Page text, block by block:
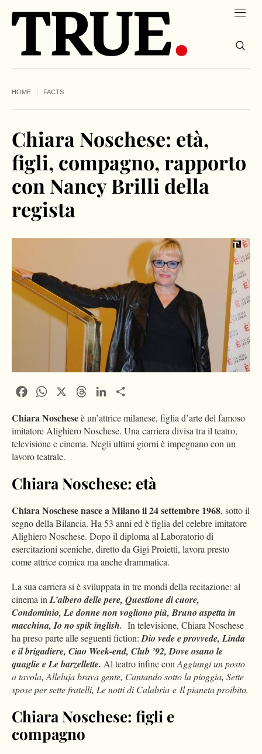
HOME FACTS
Chiara Noschese: età,
figli, compagno, rapporto
con Nancy Brilli della
regista
FacebookWhatsApp ThreadsLinkedIn
Chiara Noscheseè un’attrice milanese, figlia d’arte del famoso
imitatore Alighiero Noschese. Una carriera divisa tra il teatro,
televisione e cinema. Negli ultimi giorni è impegnano con un
lavoro teatrale.
Chiara Noschese: età
Chiara Noschese nasce a Milano il 24 settembre 1968, sotto il
segno della Bilancia. Ha 53 anni ed è figlia del celebre imitatore
Alighiero Noschese. Dopo il diploma al Laboratorio di
esercitazioni sceniche, diretto da Gigi Proietti, lavora presto
come attrice comica ma anche drammatica.
La sua carriera si è sviluppata in tre mondi della recitazione: al
cinema inL’albero delle pere, Questione di cuore,
Condominio, Le donne non vogliono più, Bruno aspetta in
macchina, Io no spik inglish. In televisione, Chiara Noschese
ha preso parte alle seguenti fiction:Dio vede e provvede, Linda
e il brigadiere, Ciao Week-end, Club ’92, Dove osano le
quaglie e Le barzellette. Al teatro infine conAggiungi un posto
a tavola, Alleluja brava gente, Cantando sotto la pioggia, Sette
spose per sette fratelli, Le notti di Calabria e Il pianeta proibito.
Chiara Noschese: figli e
compagno